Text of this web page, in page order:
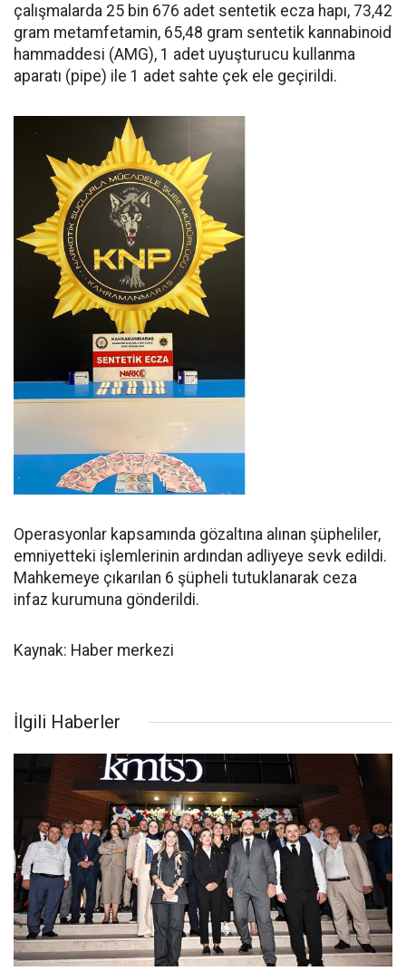
çalışmalarda 25 bin 676 adet sentetik ecza hapı, 73,42
gram metamfetamin, 65,48 gram sentetik kannabinoid
hammaddesi (AMG), 1 adet uyuşturucu kullanma
aparatı (pipe) ile 1 adet sahte çek ele geçirildi.
Operasyonlar kapsamında gözaltına alınan şüpheliler,
emniyetteki işlemlerinin ardından adliyeye sevk edildi.
Mahkemeye çıkarılan 6 şüpheli tutuklanarak ceza
infaz kurumuna gönderildi.
Kaynak: Haber merkezi
İlgili Haberler